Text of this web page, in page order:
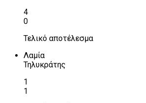
4
0
Τελικό αποτέλεσμα
Λαμία
Τηλυκράτης
1
1